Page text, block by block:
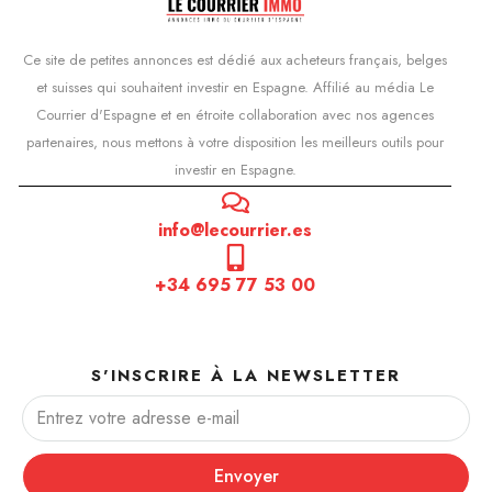
Ce site de petites annonces est dédié aux acheteurs français, belges
et suisses qui souhaitent investir en Espagne. Affilié au média Le
Courrier d'Espagne et en étroite collaboration avec nos agences
partenaires, nous mettons à votre disposition les meilleurs outils pour
investir en Espagne.
info@lecourrier.es
+34 695 77 53 00
S'INSCRIRE À LA NEWSLETTER
Envoyer